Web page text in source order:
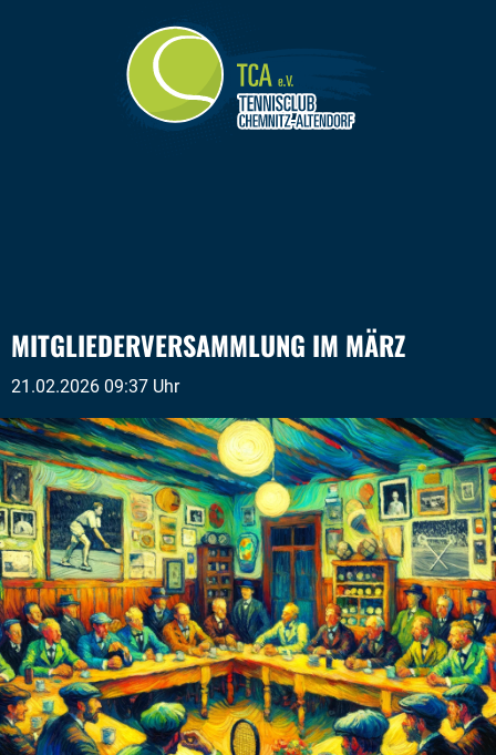
MITGLIEDERVERSAMMLUNG IM MÄRZ
21.02.2026 09:37 Uhr